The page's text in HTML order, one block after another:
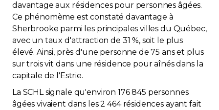
davantage aux résidences pour personnes âgées.
Ce phénomème est constaté davantage à
Sherbrooke parmi les principales villes du Québec,
avec un taux d'attraction de 31 %, soit le plus
élevé. Ainsi, près d'une personne de 75 ans et plus
sur trois vit dans une résidence pour aînés dans la
capitale de l'Estrie.
La SCHL signale qu'environ 176 845 personnes
âgées vivaient dans les 2 464 résidences ayant fait